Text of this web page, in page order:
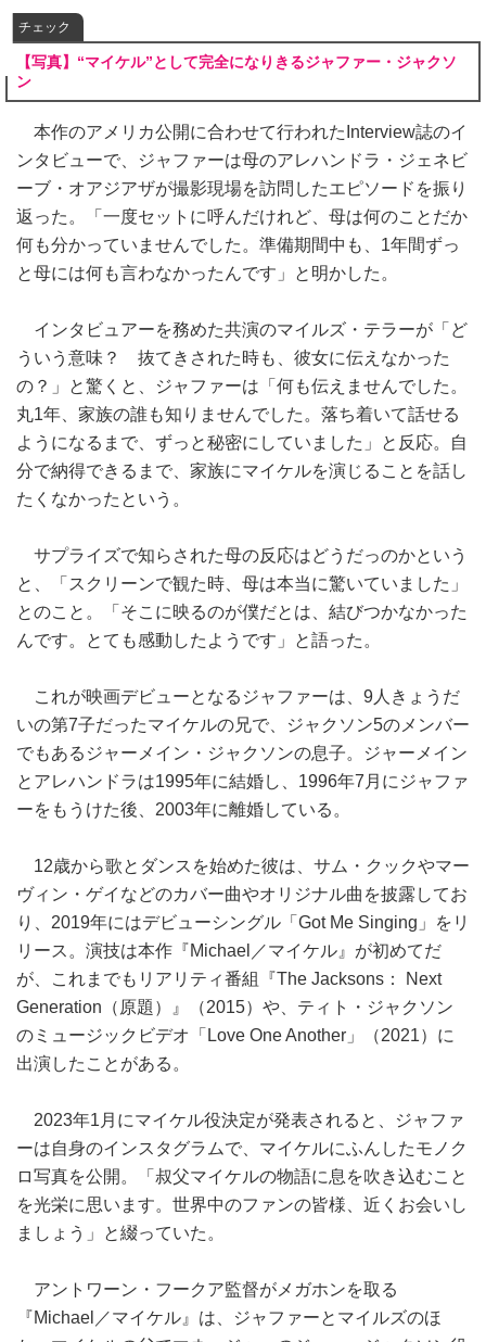
チェック
【写真】“マイケル”として完全になりきるジャファー・ジャクソ
ン
本作のアメリカ公開に合わせて行われたInterview誌のイ
ンタビューで、ジャファーは母のアレハンドラ・ジェネビ
ーブ・オアジアザが撮影現場を訪問したエピソードを振り
返った。「一度セットに呼んだけれど、母は何のことだか
何も分かっていませんでした。準備期間中も、1年間ずっ
と母には何も言わなかったんです」と明かした。
インタビュアーを務めた共演のマイルズ・テラーが「ど
ういう意味？ 抜てきされた時も、彼女に伝えなかった
の？」と驚くと、ジャファーは「何も伝えませんでした。
丸1年、家族の誰も知りませんでした。落ち着いて話せる
ようになるまで、ずっと秘密にしていました」と反応。自
分で納得できるまで、家族にマイケルを演じることを話し
たくなかったという。
サプライズで知らされた母の反応はどうだっのかという
と、「スクリーンで観た時、母は本当に驚いていました」
とのこと。「そこに映るのが僕だとは、結びつかなかった
んです。とても感動したようです」と語った。
これが映画デビューとなるジャファーは、9人きょうだ
いの第7子だったマイケルの兄で、ジャクソン5のメンバー
でもあるジャーメイン・ジャクソンの息子。ジャーメイン
とアレハンドラは1995年に結婚し、1996年7月にジャファ
ーをもうけた後、2003年に離婚している。
12歳から歌とダンスを始めた彼は、サム・クックやマー
ヴィン・ゲイなどのカバー曲やオリジナル曲を披露してお
り、2019年にはデビューシングル「Got Me Singing」をリ
リース。演技は本作『Michael／マイケル』が初めてだ
が、これまでもリアリティ番組『The Jacksons： Next
Generation（原題）』（2015）や、ティト・ジャクソン
のミュージックビデオ「Love One Another」（2021）に
出演したことがある。
2023年1月にマイケル役決定が発表されると、ジャファ
ーは自身のインスタグラムで、マイケルにふんしたモノク
ロ写真を公開。「叔父マイケルの物語に息を吹き込むこと
を光栄に思います。世界中のファンの皆様、近くお会いし
ましょう」と綴っていた。
アントワーン・フークア監督がメガホンを取る
『Michael／マイケル』は、ジャファーとマイルズのほ